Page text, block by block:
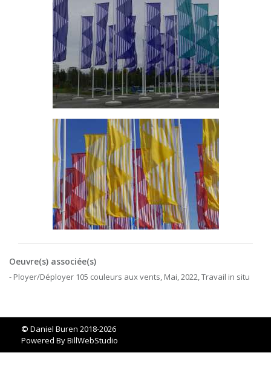
Oeuvre(s) associée(s)
- Ployer/Déployer 105 couleurs aux vents, Mai, 2022, Travail in situ
© Daniel Buren 2018-2026
Powered ByBillWebStudio